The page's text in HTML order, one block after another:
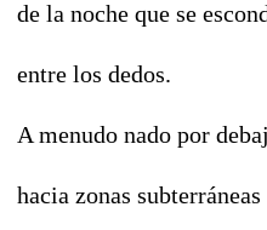
de la noche que se
entre los dedos.
A menudo nado por
hacia zonas subterráneas